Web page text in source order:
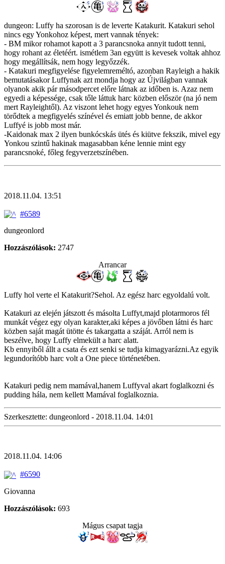
dungeon: Luffy ha szorosan is de leverte Katakurit. Katakuri sehol
nincs egy Yonkohoz képest, mert vannak tények:
- BM mikor rohamot kapott a 3 parancsnoka annyit tudott tenni,
hogy rohant az életéért. ismétlem 3an együtt is kevesek voltak ahhoz
hogy megállítsák, nem hogy legyőzzék.
- Katakuri megfigyelése figyelemreméltó, azonban Rayleigh a hakik
bemutatásakor Luffynak azt mondja hogy az Újvilágban vannak
olyanok akik pár másodpercet előre látnak az időben is. Azaz nem
egyedi a képessége, csak tőle láttuk harc közben először (na jó nem
mert Rayleightől). Az viszont lehet hogy egyes Yonkouk nem
törődtek a megfigyelés színével és emiatt jobb benne, de akkor
Luffyé is jobb most már.
-Kaidonak max 2 ilyen bunkócskás ütés és kiütve fekszik, mivel egy
Yonkou szintű hakinak magasabban kéne lennie mint egy
parancsnoké, főleg fegyverzetszínében.
2018.11.04. 13:51
#6589
dungeonlord
Hozzászólások: 2747
Arrancar
Luffy hol verte el Katakurit?Sehol. Az egész harc egyoldalú volt.
Katakuri az elején játszott és másolta Luffyt,majd plotarmoros fél
munkát végez egy olyan karakter,aki képes a jövőben látni és harc
közben saját magát ütötte és takargatta a száját. Arról nem is
beszélve, hogy Luffy elmekült a harc alatt.
Kb ennyiből állt a csata és ezt senki se tudja kimagyarázni.Az egyik
legundorítóbb harc volt a One piece történetében.
Katakuri pedig nem mamával,hanem Luffyval akart foglalkozni és
pudding hála, nem kellett Mamával foglalkoznia.
Szerkesztette: dungeonlord - 2018.11.04. 14:01
2018.11.04. 14:06
#6590
Giovanna
Hozzászólások: 693
Mágus csapat tagja